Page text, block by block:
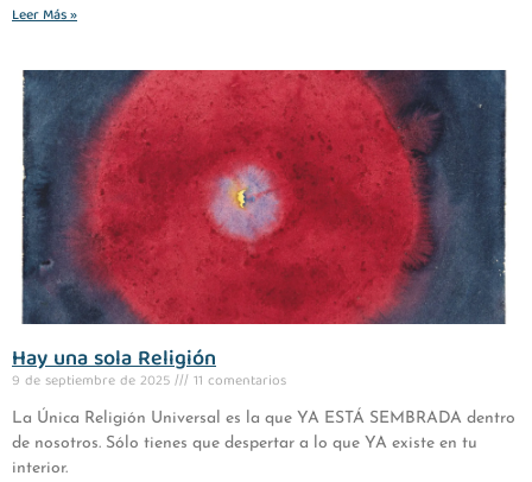
Leer Más »
Hay una sola Religión
9 de septiembre de 2025 11 comentarios
La Única Religión Universal es la que YA ESTÁ SEMBRADA dentro
de nosotros. Sólo tienes que despertar a lo que YA existe en tu
interior.